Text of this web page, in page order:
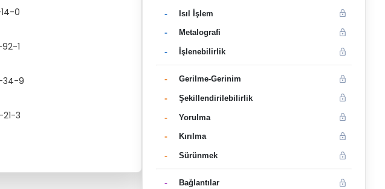
0
1
34-9
3
- Isıl İşlem
- Metalografi
- İşlenebilirlik
- Gerilme-Gerinim
- Şekillendirilebilirlik
- Yorulma
- Kırılma
- Sürünmek
- Bağlantılar